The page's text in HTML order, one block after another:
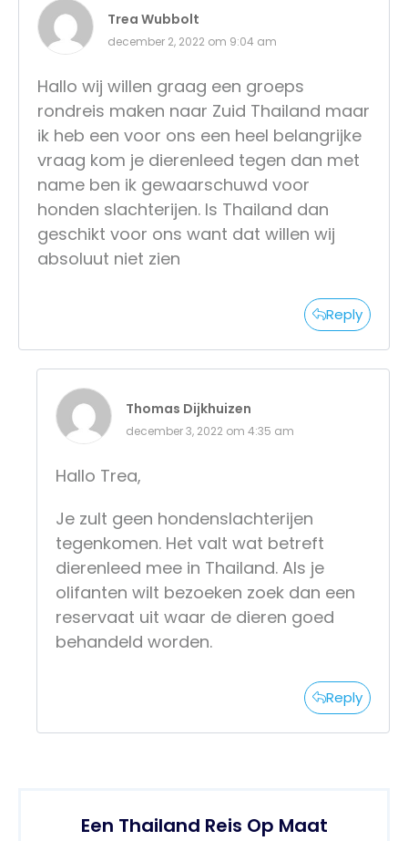
Trea Wubbolt
december 2, 2022 om 9:04 am
Hallo wij willen graag een groeps
rondreis maken naar Zuid Thailand maar
ik heb een voor ons een heel belangrijke
vraag kom je dierenleed tegen dan met
name ben ik gewaarschuwd voor
honden slachterijen. Is Thailand dan
geschikt voor ons want dat willen wij
absoluut niet zien
Reply
Thomas Dijkhuizen
december 3, 2022 om 4:35 am
Hallo Trea,
Je zult geen hondenslachterijen
tegenkomen. Het valt wat betreft
dierenleed mee in Thailand. Als je
olifanten wilt bezoeken zoek dan een
reservaat uit waar de dieren goed
behandeld worden.
Reply
Een Thailand Reis Op Maat